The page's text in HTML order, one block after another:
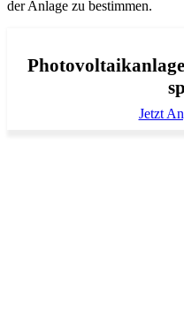
der Anlage zu bestimmen.
Jetzt